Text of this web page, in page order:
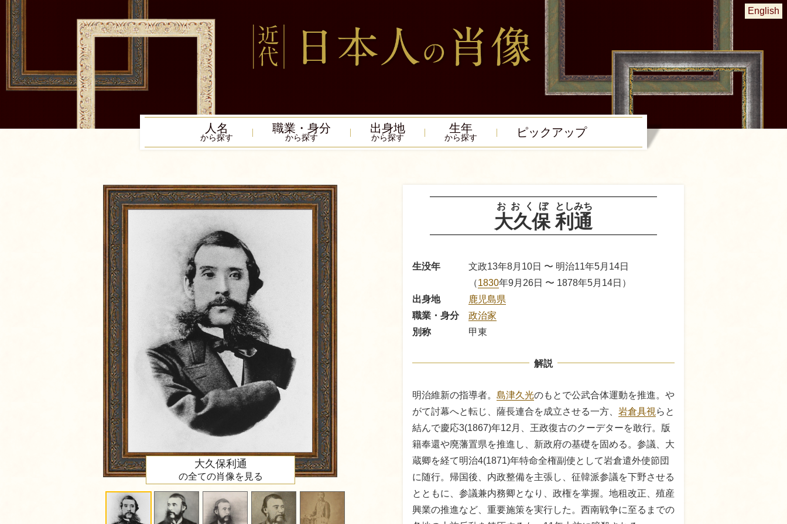
English
人名
から探す
職業・身分
から探す
出身地
から探す
生年
から探す ピック アップ
大久保
おおくぼ
利通
としみち
生没年
文政13年8月10日 〜 明治11年5月14日
（1830年9月26日 〜 1878年5月14日）
出身地
鹿児島県
職業・身分
政治家
別称
甲東
解説
明治維新の指導者。 島津久光のもとで公武合体運動を推進。や
がて討幕へと転じ、薩長連合を成立させる一方、 岩倉具視 らと
結んで慶応3(1867)年12月、王政復古のクーデターを敢行。版
籍奉還や廃藩置県を推進し、新政府の基礎を固める。参議、大
蔵卿を経て明治4(1871)年特命全権副使として岩倉遣外使節団
に随行。帰国後、内政整備を主張し、征韓派参議を下野させる
とともに、参議兼内務卿となり、政権を掌握。地租改正、殖産
興業の推進など、重要施策を実行した。西南戦争に至るまでの
大久保利通
の全ての肖像を見る